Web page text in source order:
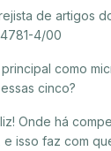
de artigos
4/00
como
cinco?
Onde há
e isso faz com